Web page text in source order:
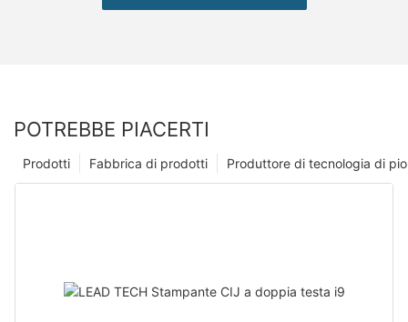
POTREBBE PIACERTI
Produttore di tecnologia di
Fabbrica di prodotti
Prodotti